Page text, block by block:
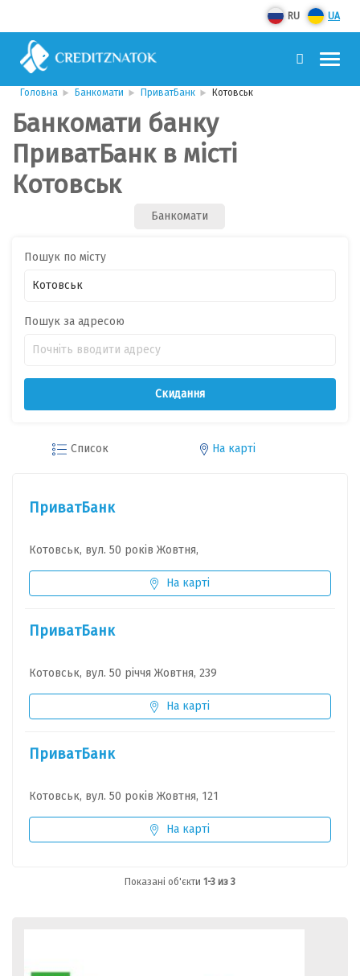
RU UA
Головна Банкомати ПриватБанк Котовськ
Банкомати банку
ПриватБанк в місті
Котовськ
Банкомати
Пошук по місту
Пошук за адресою
Скидання
Список На карті
ПриватБанк
Котовськ, вул. 50 років Жовтня,
На карті
ПриватБанк
Котовськ, вул. 50 річчя Жовтня, 239
На карті
ПриватБанк
Котовськ, вул. 50 років Жовтня, 121
На карті
Показані об'єкти 1-3 из 3